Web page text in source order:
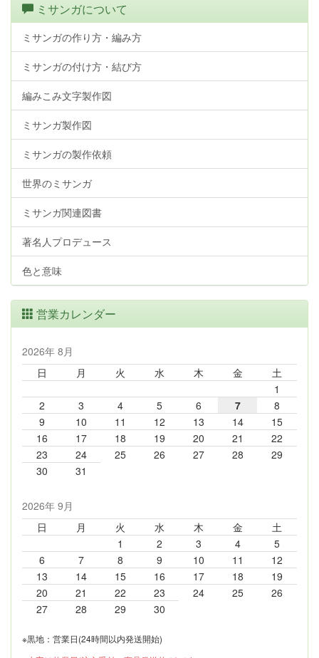
ミサンガについて
ミサンガの作り方・編み方
ミサンガの付け方・結び方
編みこみ文字製作図
ミサンガ製作図
ミサンガの製作依頼
世界のミサンガ
ミサンガ関連図書
著名人プロデュース
色と意味
営業カレンダー
2026年 8月
日
月 火 水 木 金
土
1
2
3 4 5 6 7
8
9
10 11 12 13 14
15
16
17 18 19 20 21
22
23
24 25 26 27 28
29
30
31
2026年 9月
日
月 火 水 木 金
土
1
2 3 4
5
6
7 8 9 10 11
12
13
14 15 16 17 18
19
20
21 22 23 24 25
26
27
28 29 30
※黒地：営業日(24時間以内発送開始)